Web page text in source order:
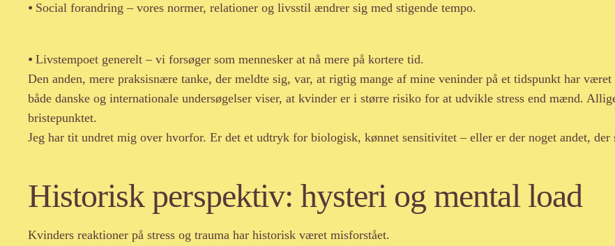
⦁ Social forandring – vores normer, relationer og livsstil ændrer sig med stigende tempo.
⦁ Livstempoet generelt – vi forsøger som mennesker at nå mere på kortere tid.
Den anden, mere praksisnære tanke, der meldte sig, var, at rigtig mange af mine veninder på et tidspunkt har
både danske og internationale undersøgelser viser, at kvinder er i større risiko for at udvikle stress end mænd.
bristepunktet.
Jeg har tit undret mig over hvorfor. Er det et udtryk for biologisk, kønnet sensitivitet – eller er der noget andet, der
Historisk perspektiv: hysteri og mental load
Kvinders reaktioner på stress og trauma har historisk været misforstået.